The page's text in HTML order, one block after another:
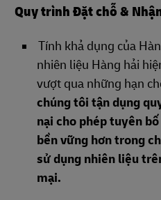
Quy trình Đặt chỗ &
Tính khả dụng của
nhiên liệu Hàng hải
vượt qua những hạn
chúng tôi tận dụng
nại cho phép tuyên
bền vững hơn trong
sử dụng nhiên liệu
mại.